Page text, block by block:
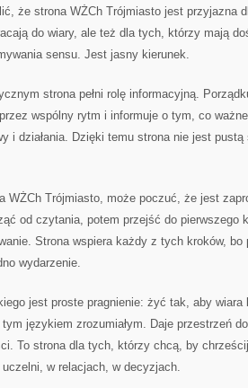
że strona WŻCh Trójmiasto jest przyjazna
do wiary, ale też dla tych, którzy mają
sensu. Jest jasny kierunek.
strona pełni rolę informacyjną.
wspólny rytm i informuje o tym, co
i działania. Dzięki temu strona nie jest
WŻCh Trójmiasto, może poczuć, że jest
od czytania, potem przejść do pierwszego
Strona wspiera każdy z tych kroków,
wydarzenie.
jest proste pragnienie: żyć tak, aby wiara
językiem zrozumiałym. Daje przestrzeń
To strona dla tych, którzy chcą, by
w relacjach, w decyzjach.